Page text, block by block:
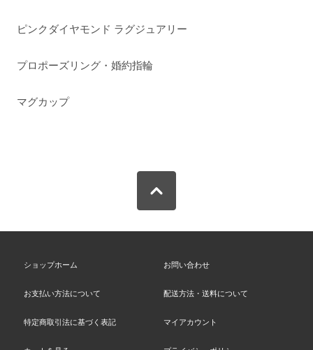
ピンクダイヤモンド ラグジュアリー
プロポーズリング・婚約指輪
マグカップ
ショップホーム お問い合わせ
お支払い方法について 配送方法・送料について
特定商取引法に基づく表記 マイアカウント